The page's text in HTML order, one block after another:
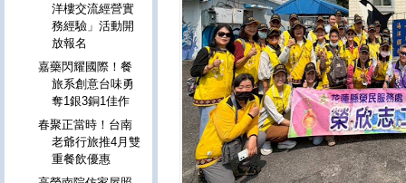
洋樓交流經營實
務經驗」活動開
放報名
嘉藥閃耀國際！餐
旅系創意台味勇
奪1銀3銅1佳作
春聚正當時！台南
老爺行旅推4月雙
重餐飲優惠